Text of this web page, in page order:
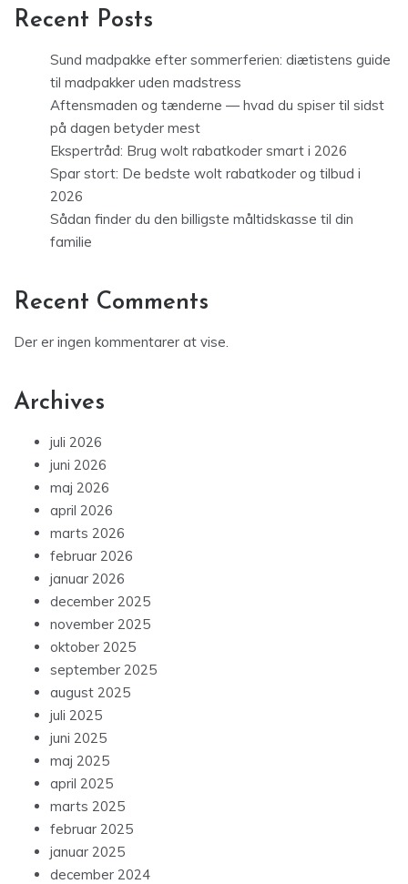
Recent Posts
Sund madpakke efter sommerferien: diætistens guide
til madpakker uden madstress
Aftensmaden og tænderne — hvad du spiser til sidst
på dagen betyder mest
Ekspertråd: Brug wolt rabatkoder smart i 2026
Spar stort: De bedste wolt rabatkoder og tilbud i
2026
Sådan finder du den billigste måltidskasse til din
familie
Recent Comments
Der er ingen kommentarer at vise.
Archives
juli 2026
juni 2026
maj 2026
april 2026
marts 2026
februar 2026
januar 2026
december 2025
november 2025
oktober 2025
september 2025
august 2025
juli 2025
juni 2025
maj 2025
april 2025
marts 2025
februar 2025
januar 2025
december 2024